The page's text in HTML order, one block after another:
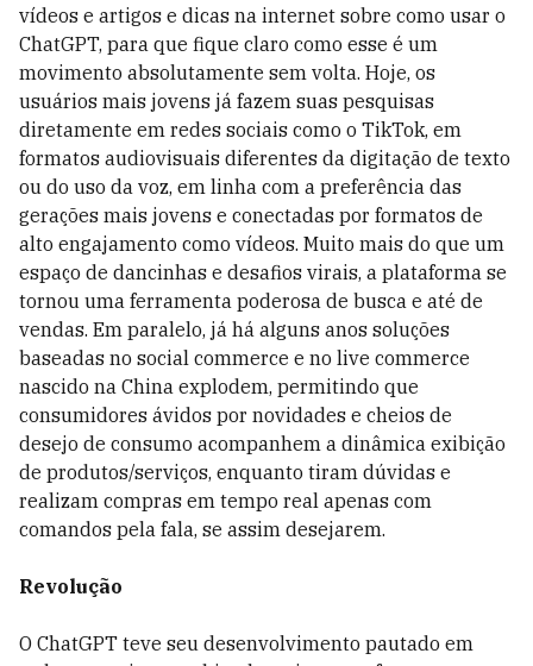
vídeos e artigos e dicas na internet sobre como usar o
ChatGPT, para que fique claro como esse é um
movimento absolutamente sem volta. Hoje, os
usuários mais jovens já fazem suas pesquisas
diretamente em redes sociais como o TikTok, em
formatos audiovisuais diferentes da digitação de texto
ou do uso da voz, em linha com a preferência das
gerações mais jovens e conectadas por formatos de
alto engajamento como vídeos. Muito mais do que um
espaço de dancinhas e desafios virais, a plataforma se
tornou uma ferramenta poderosa de busca e até de
vendas. Em paralelo, já há alguns anos soluções
baseadas no social commerce e no live commerce
nascido na China explodem, permitindo que
consumidores ávidos por novidades e cheios de
desejo de consumo acompanhem a dinâmica exibição
de produtos/serviços, enquanto tiram dúvidas e
realizam compras em tempo real apenas com
comandos pela fala, se assim desejarem.
Revolução
O ChatGPT teve seu desenvolvimento pautado em